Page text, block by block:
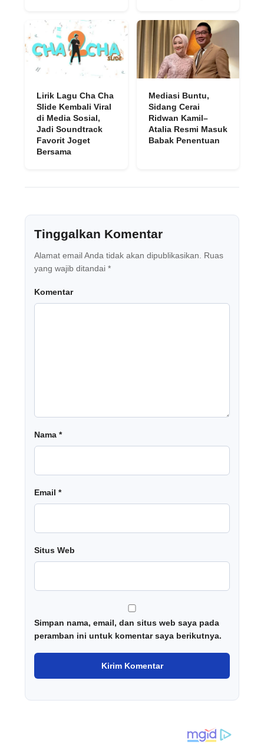
Lirik Lagu Cha Cha
Slide Kembali Viral
di Media Sosial,
Jadi Soundtrack
Favorit Joget
Bersama
Mediasi Buntu,
Sidang Cerai
Ridwan Kamil–
Atalia Resmi Masuk
Babak Penentuan
Tinggalkan Komentar
Alamat email Anda tidak akan dipublikasikan.
Ruas
yang wajib ditandai *
Komentar
Nama *
Email *
Situs Web
Simpan nama, email, dan situs web saya pada
peramban ini untuk komentar saya berikutnya.